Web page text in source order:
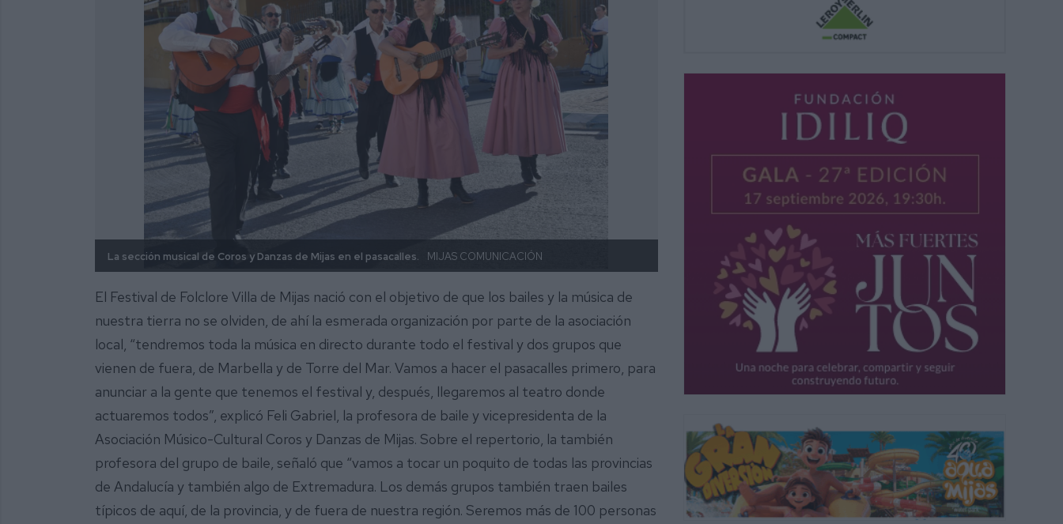
La sección musical de Coros y Danzas de Mijas en el pasacalles. MIJAS COMUNICACIÓN Uno de los grupos adultos de Coros y Danzas de Mijas. MIJAS
El Festival de Folclore Villa de Mijas nació con el objetivo de que los bailes y la música de
nuestra tierra no se olviden, de ahí la esmerada organización por parte de la asociación
local, “tendremos toda la música en directo durante todo el festival y dos grupos que
vienen de fuera, de Marbella y de Torre del Mar. Vamos a hacer el pasacalles primero, para
anunciar a la gente que tenemos el festival y, después, llegaremos al teatro donde
actuaremos todos”, explicó Feli Gabriel, la profesora de baile y vicepresidenta de la
Asociación Músico-Cultural Coros y Danzas de Mijas. Sobre el repertorio, la también
profesora del grupo de baile, señaló que “vamos a tocar un poquito de todas las provincias
de Andalucía y también algo de Extremadura. Los demás grupos también traen bailes
típicos de aquí, de la provincia, y de fuera de nuestra región. Seremos más de 100 personas